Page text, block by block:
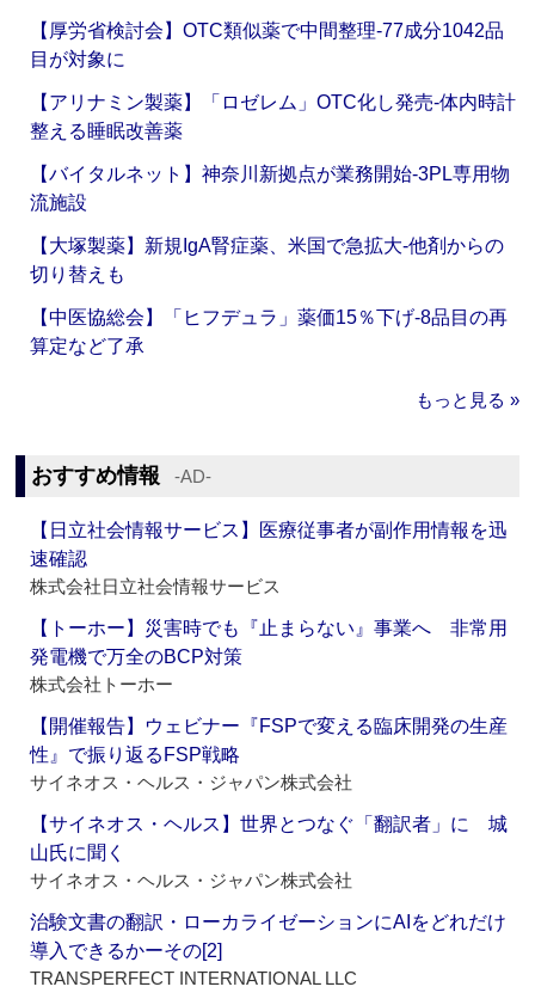
【厚労省検討会】OTC類似薬で中間整理‐77成分1042品
目が対象に
【アリナミン製薬】「ロゼレム」OTC化し発売‐体内時計
整える睡眠改善薬
【バイタルネット】神奈川新拠点が業務開始‐3PL専用物
流施設
【大塚製薬】新規IgA腎症薬、米国で急拡大‐他剤からの
切り替えも
【中医協総会】「ヒフデュラ」薬価15％下げ‐8品目の再
算定など了承
もっと見る »
おすすめ情報 ‐AD‐
【日立社会情報サービス】医療従事者が副作用情報を迅
速確認
株式会社日立社会情報サービス
【トーホー】災害時でも『止まらない』事業へ 非常用
発電機で万全のBCP対策
株式会社トーホー
【開催報告】ウェビナー『FSPで変える臨床開発の生産
性』で振り返るFSP戦略
サイネオス・ヘルス・ジャパン株式会社
【サイネオス・ヘルス】世界とつなぐ「翻訳者」に 城
山氏に聞く
サイネオス・ヘルス・ジャパン株式会社
治験文書の翻訳・ローカライゼーションにAIをどれだけ
導入できるかーその[2]
TRANSPERFECT INTERNATIONAL LLC